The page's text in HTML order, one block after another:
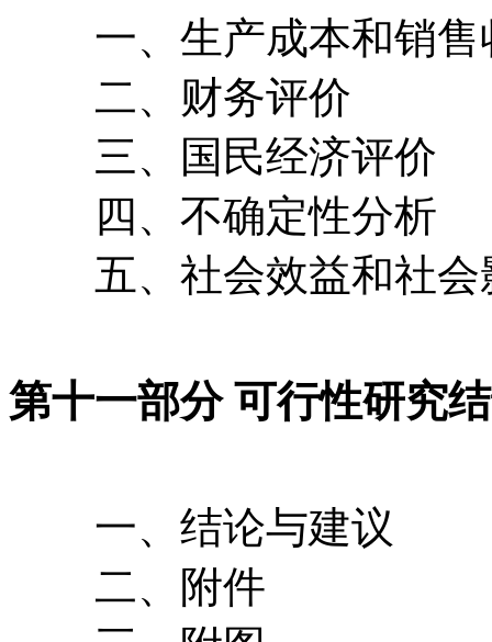
一、生产成本和销售
二、财务评价
三、国民经济评价
四、不确定性分析
五、社会效益和社会
第十一部分 可行性研究
一、结论与建议
二、附件